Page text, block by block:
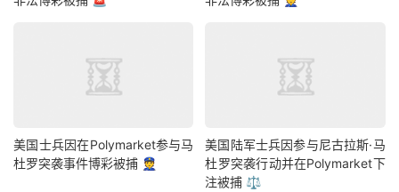
美国士兵因在Polymarket参与马
杜罗突袭事件博彩被捕 👮
美国陆军士兵因参与尼古拉斯·马
杜罗突袭行动并在Polymarket下
注被捕 ⚖️